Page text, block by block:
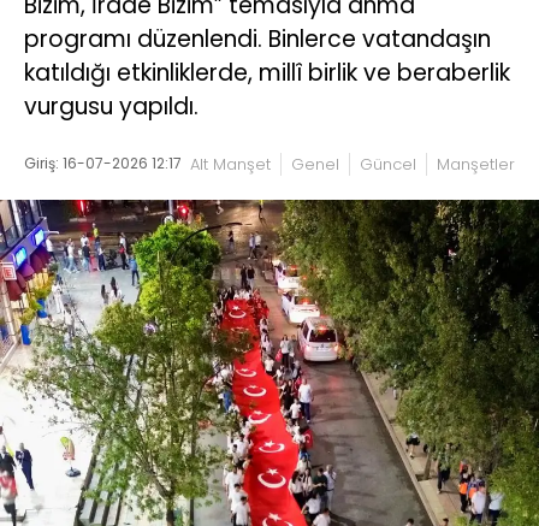
programı düzenlendi. Binlerce vatandaşın
katıldığı etkinliklerde, millî birlik ve beraberlik
vurgusu yapıldı.
Giriş: 16-07-2026 12:17 Alt Manşet Genel Güncel Manşetler